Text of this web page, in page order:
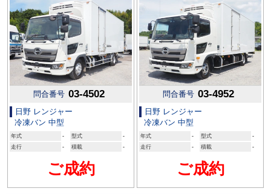
問合番号 03-4502
日野 レンジャー
冷凍バン 中型
年式 - 型式
-
走行
- 積載 -
ご成約
問合番号 03-4952
日野 レンジャー
冷凍バン 中型
年式 - 型式
-
走行
- 積載 -
ご成約